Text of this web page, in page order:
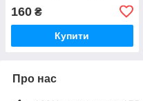
160 ₴
Купити
Про нас